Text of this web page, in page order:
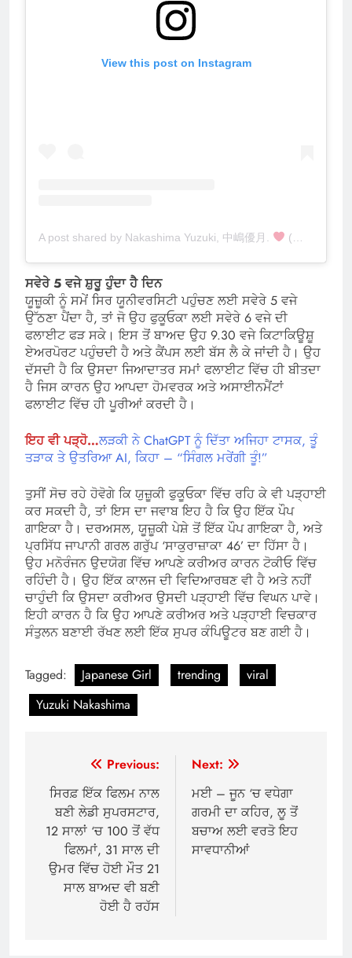
View this post on Instagram
A post shared by Nakashima Yuzuki, 中嶋優月. (@yuzwuki)
ਸਵੇਰੇ 5 ਵਜੇ ਸ਼ੁਰੂ ਹੁੰਦਾ ਹੈ ਦਿਨ
ਯੂਜ਼ੂਕੀ ਨੂੰ ਸਮੇਂ ਸਿਰ ਯੂਨੀਵਰਸਿਟੀ ਪਹੁੰਚਣ ਲਈ ਸਵੇਰੇ 5 ਵਜੇ
ਉੱਠਣਾ ਪੈਂਦਾ ਹੈ, ਤਾਂ ਜੋ ਉਹ ਫੁਕੂਓਕਾ ਲਈ ਸਵੇਰੇ 6 ਵਜੇ ਦੀ
ਫਲਾਈਟ ਫੜ ਸਕੇ। ਇਸ ਤੋਂ ਬਾਅਦ ਉਹ 9.30 ਵਜੇ ਕਿਟਾਕਿਊਸ਼ੂ
ਏਅਰਪੋਰਟ ਪਹੁੰਚਦੀ ਹੈ ਅਤੇ ਕੈਂਪਸ ਲਈ ਬੱਸ ਲੈ ਕੇ ਜਾਂਦੀ ਹੈ। ਉਹ
ਦੱਸਦੀ ਹੈ ਕਿ ਉਸਦਾ ਜਿਆਦਾਤਰ ਸਮਾਂ ਫਲਾਈਟ ਵਿੱਚ ਹੀ ਬੀਤਦਾ
ਹੈ ਜਿਸ ਕਾਰਨ ਉਹ ਆਪਦਾ ਹੋਮਵਰਕ ਅਤੇ ਅਸਾਈਨਮੈਂਟਾਂ
ਫਲਾਈਟ ਵਿੱਚ ਹੀ ਪੂਰੀਆਂ ਕਰਦੀ ਹੈ।
ਇਹ ਵੀ ਪੜ੍ਹੋ…ਲੜਕੀ ਨੇ ChatGPT ਨੂੰ ਦਿੱਤਾ ਅਜਿਹਾ ਟਾਸਕ, ਤੂੰ
ਤੜਾਕ ਤੇ ਉਤਰਿਆ AI, ਕਿਹਾ – “ਸਿੰਗਲ ਮਰੇਂਗੀ ਤੂੰ!”
ਤੁਸੀਂ ਸੋਚ ਰਹੇ ਹੋਵੋਗੇ ਕਿ ਯੁਜ਼ੂਕੀ ਫੁਕੂਓਕਾ ਵਿੱਚ ਰਹਿ ਕੇ ਵੀ ਪੜ੍ਹਾਈ
ਕਰ ਸਕਦੀ ਹੈ, ਤਾਂ ਇਸ ਦਾ ਜਵਾਬ ਇਹ ਹੈ ਕਿ ਉਹ ਇੱਕ ਪੌਪ
ਗਾਇਕਾ ਹੈ। ਦਰਅਸਲ, ਯੂਜ਼ੂਕੀ ਪੇਸ਼ੇ ਤੋਂ ਇੱਕ ਪੌਪ ਗਾਇਕਾ ਹੈ, ਅਤੇ
ਪ੍ਰਸਿੱਧ ਜਾਪਾਨੀ ਗਰਲ ਗਰੁੱਪ ‘ਸਾਕੁਰਾਜ਼ਾਕਾ 46’ ਦਾ ਹਿੱਸਾ ਹੈ।
ਉਹ ਮਨੋਰੰਜਨ ਉਦਯੋਗ ਵਿੱਚ ਆਪਣੇ ਕਰੀਅਰ ਕਾਰਨ ਟੋਕੀਓ ਵਿੱਚ
ਰਹਿੰਦੀ ਹੈ। ਉਹ ਇੱਕ ਕਾਲਜ ਦੀ ਵਿਦਿਆਰਥਣ ਵੀ ਹੈ ਅਤੇ ਨਹੀਂ
ਚਾਹੁੰਦੀ ਕਿ ਉਸਦਾ ਕਰੀਅਰ ਉਸਦੀ ਪੜ੍ਹਾਈ ਵਿੱਚ ਵਿਘਨ ਪਾਵੇ।
ਇਹੀ ਕਾਰਨ ਹੈ ਕਿ ਉਹ ਆਪਣੇ ਕਰੀਅਰ ਅਤੇ ਪੜ੍ਹਾਈ ਵਿਚਕਾਰ
ਸੰਤੁਲਨ ਬਣਾਈ ਰੱਖਣ ਲਈ ਇੱਕ ਸੁਪਰ ਕੰਪਿਊਟਰ ਬਣ ਗਈ ਹੈ।
Tagged: Japanese Girl trending
viral
Yuzuki Nakashima
navigation
Previous:
ਸਿਰਫ਼ ਇੱਕ ਫਿਲਮ ਨਾਲ
ਬਣੀ ਲੇਡੀ ਸੁਪਰਸਟਾਰ,
12 ਸਾਲਾਂ ‘ਚ 100 ਤੋਂ ਵੱਧ
ਫਿਲਮਾਂ, 31 ਸਾਲ ਦੀ
ਉਮਰ ਵਿੱਚ ਹੋਈ ਮੌਤ 21
ਸਾਲ ਬਾਅਦ ਵੀ ਬਣੀ
ਹੋਈ ਹੈ ਰਹੱਸ
Next:
ਮਈ – ਜੂਨ ‘ਚ ਵਧੇਗਾ
ਗਰਮੀ ਦਾ ਕਹਿਰ, ਲੂ ਤੋਂ
ਬਚਾਅ ਲਈ ਵਰਤੋ ਇਹ
ਸਾਵਧਾਨੀਆਂ